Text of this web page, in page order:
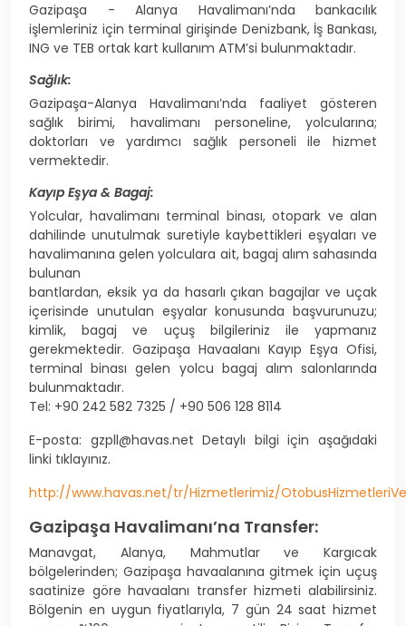
Gazipaşa - Alanya Havalimanı’nda bankacılık
işlemleriniz için terminal girişinde Denizbank, İş Bankası,
ING ve TEB ortak kart kullanım ATM’si bulunmaktadır.
Sağlık:
Gazipaşa-Alanya Havalimanı’nda faaliyet gösteren
sağlık birimi, havalimanı personeline, yolcularına;
doktorları ve yardımcı sağlık personeli ile hizmet
vermektedir.
Kayıp Eşya & Bagaj:
Yolcular, havalimanı terminal binası, otopark ve alan
dahilinde unutulmak suretiyle kaybettikleri eşyaları ve
havalimanına gelen yolculara ait, bagaj alım sahasında
bulunan
bantlardan, eksik ya da hasarlı çıkan bagajlar ve uçak
içerisinde unutulan eşyalar konusunda başvurunuzu;
kimlik, bagaj ve uçuş bilgileriniz ile yapmanız
gerekmektedir. Gazipaşa Havaalanı Kayıp Eşya Ofisi,
terminal binası gelen yolcu bagaj alım salonlarında
bulunmaktadır.
Tel: +90 242 582 7325 / +90 506 128 8114
E-posta: gzpll@havas.net Detaylı bilgi için aşağıdaki
linki tıklayınız.
http://www.havas.net/tr/Hizmetlerimiz/
Gazipaşa Havalimanı’na Transfer:
Manavgat, Alanya, Mahmutlar ve Kargıcak
bölgelerinden; Gazipaşa havaalanına gitmek için uçuş
saatinize göre havaalanı transfer hizmeti alabilirsiniz.
Bölgenin en uygun fiyatlarıyla, 7 gün 24 saat hizmet